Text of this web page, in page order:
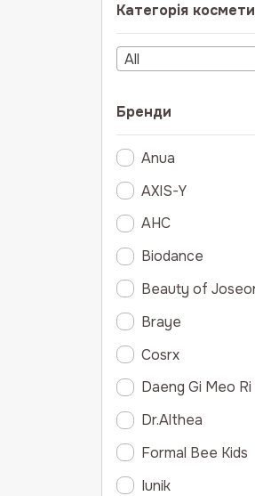
Категорія
All
Бренди
Anua
AXIS-Y
AHC
Biodance
Beauty of
Braye
Cosrx
Daeng Gi Meo Ri
Dr.Althea
Formal Bee Kids
Iunik